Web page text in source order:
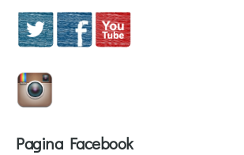
Pagina Facebook